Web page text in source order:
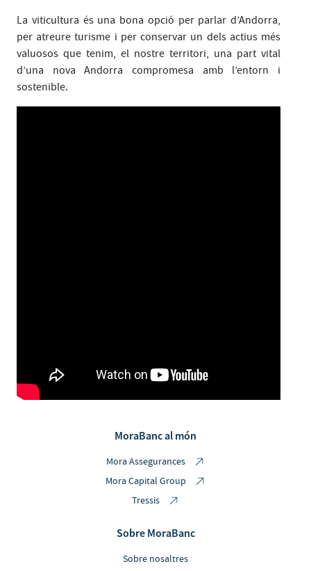
La viticultura és una bona opció per parlar d’Andorra,
per atreure turisme i per conservar un dels actius més
valuosos que tenim, el nostre territori, una part vital
d’una nova Andorra compromesa amb l’entorn i
sostenible.
MoraBanc al món
Mora Assegurances
Mora Capital Group
Tressis
Sobre MoraBanc
Sobre nosaltres